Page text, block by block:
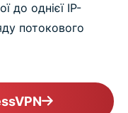
до однієї IP-
потокового